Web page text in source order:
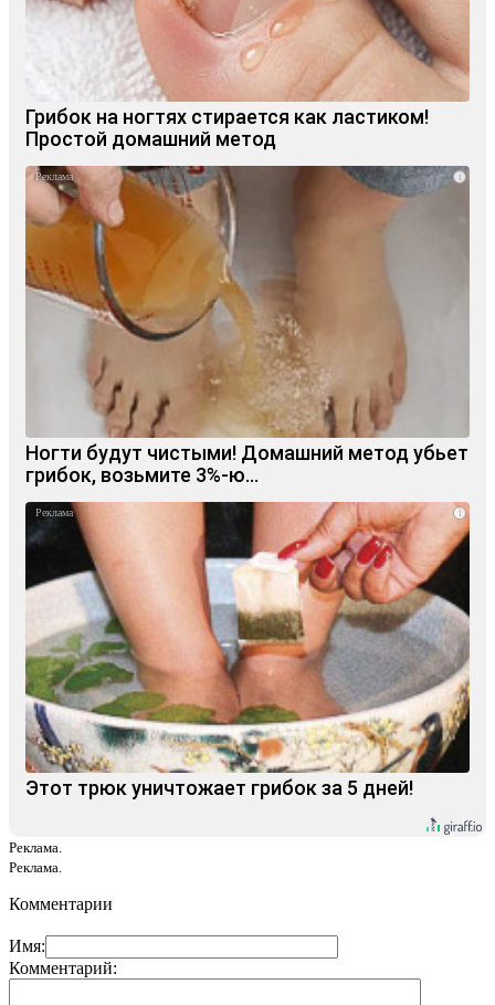
Грибок на ногтях стирается как ластиком!
Простой домашний метод
i
Ногти будут чистыми! Домашний метод убьет
грибок, возьмите 3%-ю…
i
Этот трюк уничтожает грибок за 5 дней!
Реклама.
Реклама.
Комментарии
Имя:
Комментарий: